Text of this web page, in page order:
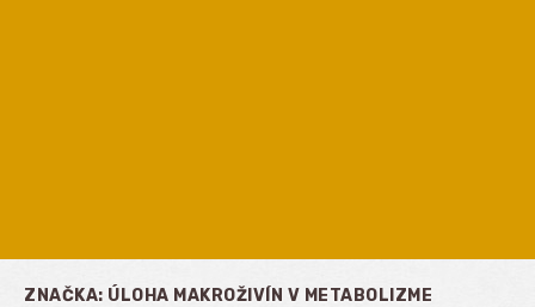
ZNAČKA: ÚLOHA MAKROŽIVÍN V METABOLIZME